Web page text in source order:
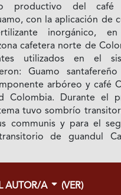
productivo del café
con la aplicación de
inorgánico,
cafetera norte de
utilizados en el
Guamo
arbóreo y café
Colombia. Durante el
tuvo sombrío
communis y para el
de guandul
AUTOR/A (VER)